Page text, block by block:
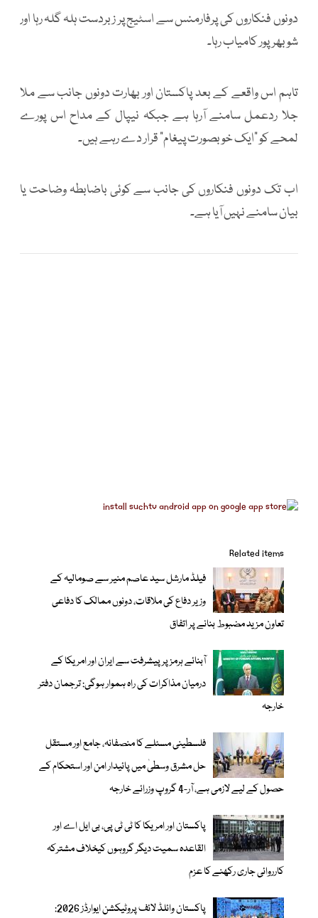
دونوں فنکاروں کی پرفارمنس سے اسٹیج پر زبردست ہلہ گلہ رہا اور
شو بھرپور کامیاب رہا۔
تاہم اس واقعے کے بعد پاکستان اور بھارت دونوں جانب سے ملا
جلا ردعمل سامنے آرہا ہے جبکہ نیپال کے مداح اس پورے
لمحے کو “ایک خوبصورت پیغام” قرار دے رہے ہیں۔
اب تک دونوں فنکاروں کی جانب سے کوئی باضابطہ وضاحت یا
بیان سامنے نہیں آیا ہے۔
Related items
فیلڈ مارشل سید عاصم منیر سے صومالیہ کے
وزیر دفاع کی ملاقات، دونوں ممالک کا دفاعی
تعاون مزید مضبوط بنانے پر اتفاق
آبنائے ہرمز پر پیشرفت سے ایران اور امریکا کے
درمیان مذاکرات کی راہ ہموار ہوگی: ترجمان دفتر
خارجہ
فلسطینی مسئلے کا منصفانہ، جامع اور مستقل
حل مشرق وسطیٰ میں پائیدار امن اور استحکام کے
حصول کے لیے لازمی ہے، آر-4 گروپ وزرائے خارجہ
پاکستان اور امریکا کا ٹی ٹی پی، بی ایل اے اور
القاعدہ سمیت دیگر گروہوں کیخلاف مشترکہ
کارروائی جاری رکھنے کا عزم
پاکستان وائلڈ لائف پروٹیکشن ایوارڈز 2026: